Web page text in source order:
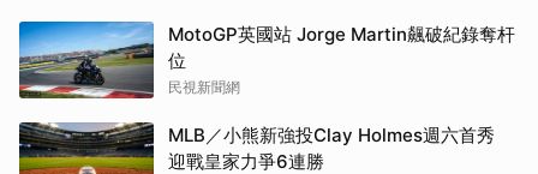
MotoGP英國站 Jorge Martin飆破紀錄奪杆
位
民視新聞網
MLB／小熊新強投Clay Holmes週六首秀
迎戰皇家力爭6連勝